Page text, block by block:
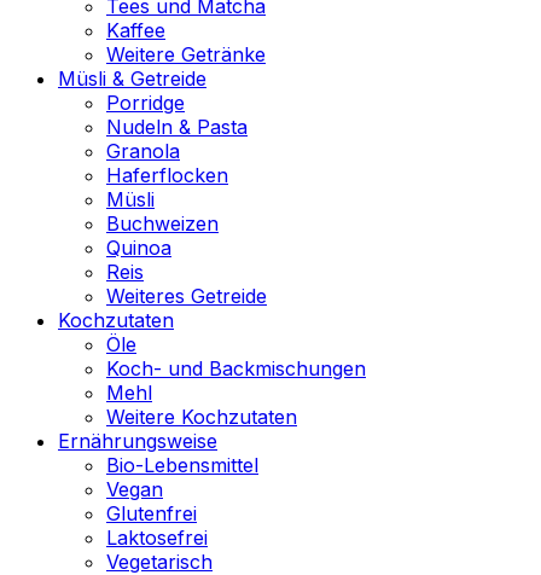
Tees und Matcha
Kaffee
Weitere Getränke
Müsli & Getreide
Porridge
Nudeln & Pasta
Granola
Haferflocken
Müsli
Buchweizen
Quinoa
Reis
Weiteres Getreide
Kochzutaten
Öle
Koch- und Backmischungen
Mehl
Weitere Kochzutaten
Ernährungsweise
Bio-Lebensmittel
Vegan
Glutenfrei
Laktosefrei
Vegetarisch